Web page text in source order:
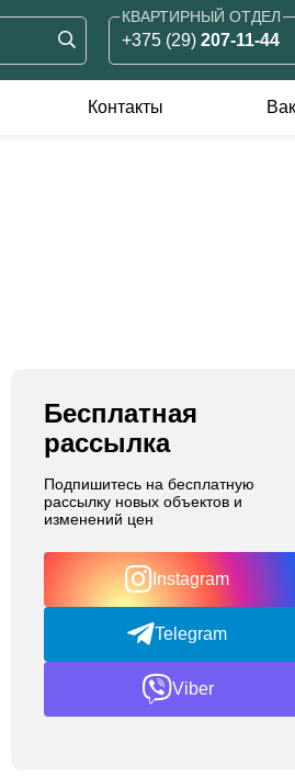
КВАРТИРНЫЙ ОТДЕЛ
+375 (29) 207-11-44
ЗЕМЕЛЬНЫЙ ОТДЕЛ
+375 (29)
826-90-05
Контакты
Бесплатная
рассылка
Подпишитесь на бесплатную
рассылку новых объектов и
изменений цен
Instagram
Telegram
Viber